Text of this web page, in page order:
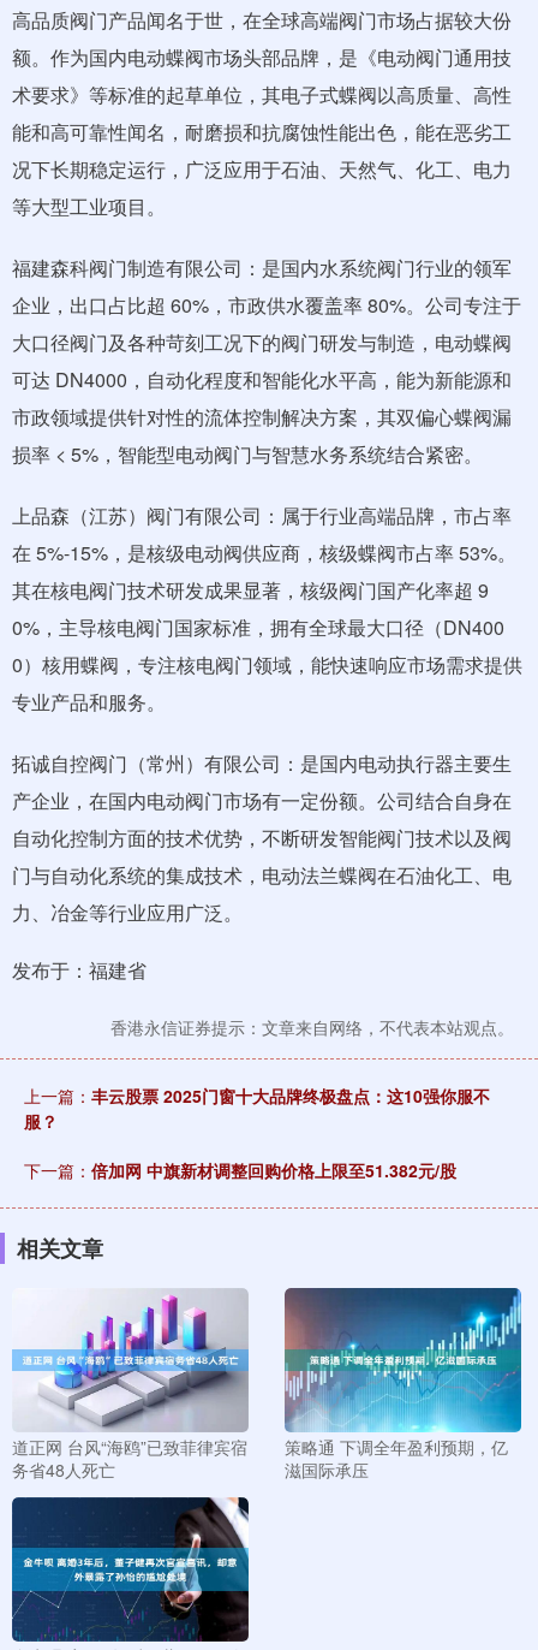
高品质阀门产品闻名于世，在全球高端阀门市场占据较大份
额。作为国内电动蝶阀市场头部品牌，是《电动阀门通用技
术要求》等标准的起草单位，其电子式蝶阀以高质量、高性
能和高可靠性闻名，耐磨损和抗腐蚀性能出色，能在恶劣工
况下长期稳定运行，广泛应用于石油、天然气、化工、电力
等大型工业项目。
福建森科阀门制造有限公司：是国内水系统阀门行业的领军
企业，出口占比超 60%，市政供水覆盖率 80%。公司专注于
大口径阀门及各种苛刻工况下的阀门研发与制造，电动蝶阀
可达 DN4000，自动化程度和智能化水平高，能为新能源和
市政领域提供针对性的流体控制解决方案，其双偏心蝶阀漏
损率 < 5%，智能型电动阀门与智慧水务系统结合紧密。
上品森（江苏）阀门有限公司：属于行业高端品牌，市占率
在 5%-15%，是核级电动阀供应商，核级蝶阀市占率 53%。
其在核电阀门技术研发成果显著，核级阀门国产化率超 9
0%，主导核电阀门国家标准，拥有全球最大口径（DN400
0）核用蝶阀，专注核电阀门领域，能快速响应市场需求提供
专业产品和服务。
拓诚自控阀门（常州）有限公司：是国内电动执行器主要生
产企业，在国内电动阀门市场有一定份额。公司结合自身在
自动化控制方面的技术优势，不断研发智能阀门技术以及阀
门与自动化系统的集成技术，电动法兰蝶阀在石油化工、电
力、冶金等行业应用广泛。
发布于：福建省
香港永信证券提示：文章来自网络，不代表本站观点。
上一篇： 丰云股票 2025门窗十大品牌终极盘点：这10强你服不
服？
下一篇： 倍加网 中旗新材调整回购价格上限至51.382元/股
相关文章
道正网 台风“海鸥”已致菲律宾宿
务省48人死亡
策略通 下调全年盈利预期，亿
滋国际承压